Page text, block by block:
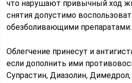
что нарушают привычный ход
снятия допустимо
обезболивающими препаратами:
Облегчение принесут и
если дополнить ими
Супрастин, Диазолин, Димедрол,